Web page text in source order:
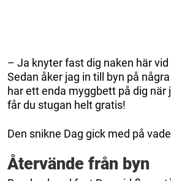
– Ja knyter fast dig naken här
Sedan åker jag in till byn på
har ett enda myggbett på dig när
får du stugan helt gratis!
Den snikne Dag gick med på
Återvände från byn